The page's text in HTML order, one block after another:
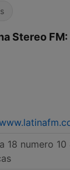
Stereo FM:
18 numero